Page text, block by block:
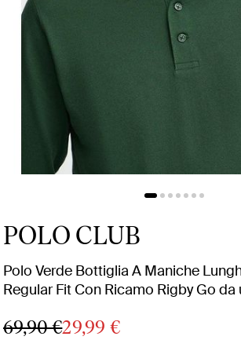
POLO CLUB
Polo Verde Bottiglia A Maniche
Regular Fit Con Ricamo Rigby Go da
69,90 €29,99 €